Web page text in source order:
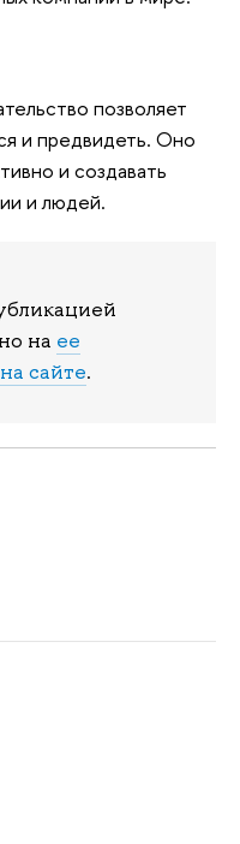
позволяет
и предвидеть. Оно
и создавать
и людей.
на ее
сайте.